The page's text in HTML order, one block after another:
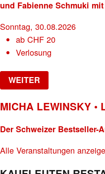
und Fabienne Schmuki
Sonntag, 30.08.2026
abCHF 20
Verlosung
WEITER
MICHA LEWINSKY •
Der Schweizer Bestseller-
Alle Veranstaltungen